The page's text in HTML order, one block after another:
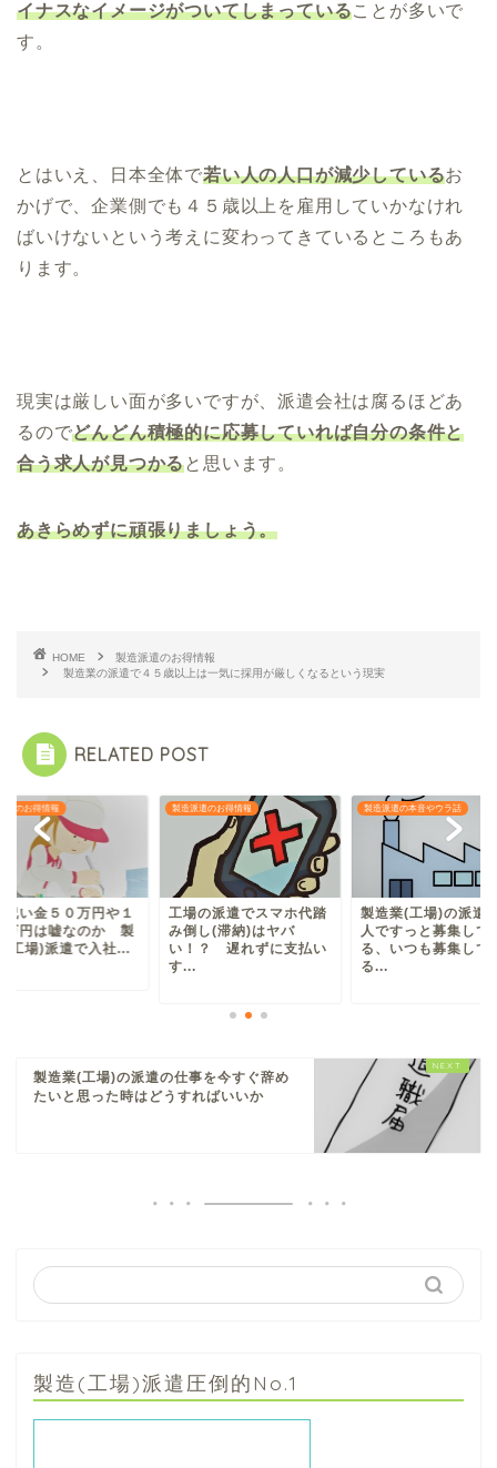
イナスなイメージがついてしまっていることが多いで
す。
とはいえ、日本全体で若い人の人口が減少しているお
かげで、企業側でも４５歳以上を雇用していかなけれ
ばいけないという考えに変わってきているところもあ
ります。
現実は厳しい面が多いですが、派遣会社は腐るほどあ
るのでどんどん積極的に応募していれば自分の条件と
合う求人が見つかると思います。
あきらめずに頑張りましょう。
HOME
製造派遣のお得情報
製造業の派遣で４５歳以上は一気に採用が厳しくなるという現実
RELATED POST
遣のお得情報
祝い金５０万円や１
万円は嘘なのか 製
(工場)派遣で入社...
製造派遣のお得情報
工場の派遣でスマホ代踏
み倒し(滞納)はヤバ
い！？ 遅れずに支払い
す...
製造派遣の本音やウラ話
製造業(工場)の派遣
人ですっと募集して
る、いつも募集して
る...
製造業(工場)の派遣の仕事を今すぐ辞め
たいと思った時はどうすればいいか
製造(工場)派遣圧倒的No.1